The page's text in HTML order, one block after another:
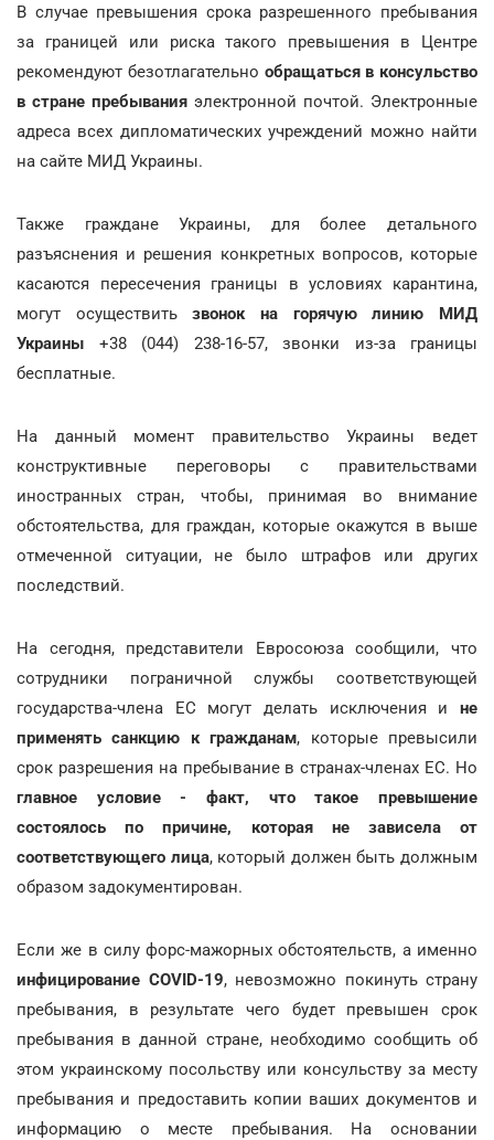
В случае превышения срока разрешенного пребывания
за границей или риска такого превышения в Центре
рекомендуют безотлагательно обращаться в консульство
в стране пребывания электронной почтой. Электронные
адреса всех дипломатических учреждений можно найти
на сайте МИД Украины.
Также граждане Украины, для более детального
разъяснения и решения конкретных вопросов, которые
касаются пересечения границы в условиях карантина,
могут осуществитьзвонок на горячую линию МИД
Украины +38 (044) 238-16-57, звонки из-за границы
бесплатные.
На данный момент правительство Украины ведет
конструктивные переговоры с правительствами
иностранных стран, чтобы, принимая во внимание
обстоятельства, для граждан, которые окажутся в выше
отмеченной ситуации, не было штрафов или других
последствий.
На сегодня, представители Евросоюза сообщили, что
сотрудники пограничной службы соответствующей
государства-члена ЕС могут делать исключения и не
применять санкцию к гражданам, которые превысили
срок разрешения на пребывание в странах-членах ЕС. Но
главное условие - факт, что такое превышение
состоялось по причине, которая не зависела от
соответствующего лица, который должен быть должным
образом задокументирован.
Если же в силу форс-мажорных обстоятельств, а именно
инфицирование COVID-19, невозможно покинуть страну
пребывания, в результате чего будет превышен срок
пребывания в данной стране, необходимо сообщить об
этом украинскому посольству или консульству за месту
пребывания и предоставить копии ваших документов и
информацию о месте пребывания. На основании